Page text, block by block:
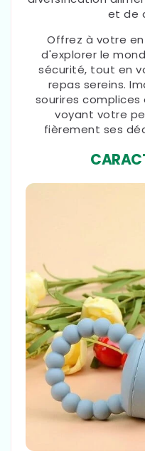
et de
Offrez à votre
d'explorer le
sécurité, tout en
repas sereins.
sourires
voyant votre
fièrement ses